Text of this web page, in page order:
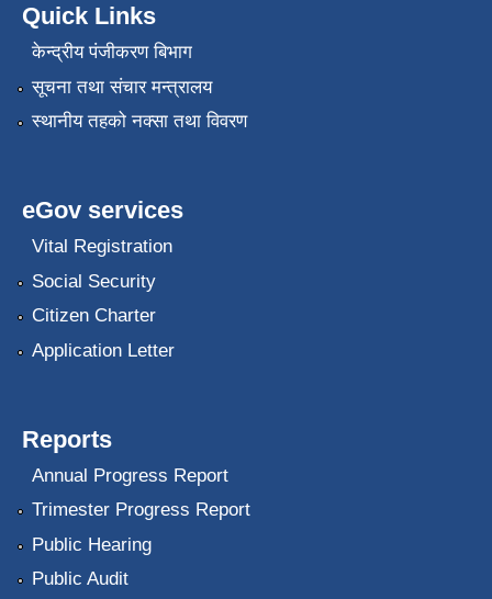
Quick Links
केन्द्रीय पंजीकरण बिभाग
सूचना तथा संचार मन्त्रालय
स्थानीय तहको नक्सा तथा विवरण
eGov services
Vital Registration
Social Security
Citizen Charter
Application Letter
Reports
Annual Progress Report
Trimester Progress Report
Public Hearing
Public Audit